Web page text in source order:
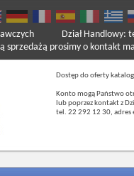
prosimy o kontakt
Dział Handlowy:
Dostęp do oferty
Konto mogą Państwo
lub poprzez kontakt z
tel. 22 292 12 30, adres